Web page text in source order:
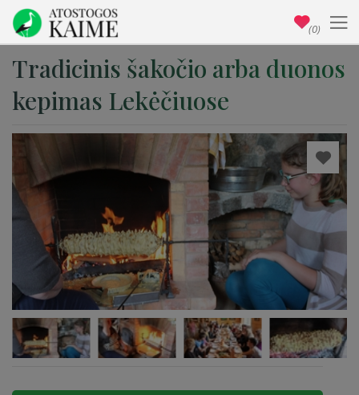
Tradicinis šakočio arba duonos
kepimas Lekėčiuose
(0)